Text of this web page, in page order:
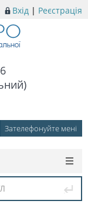
Вхід | Реєстрація